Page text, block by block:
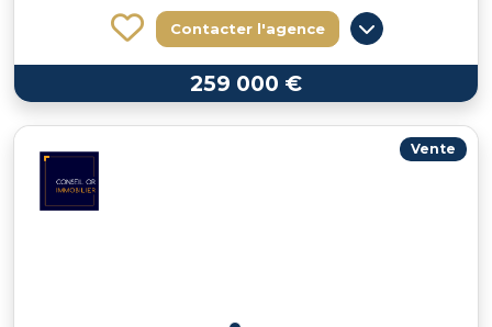
Contacter l'agence
259 000 €
Vente